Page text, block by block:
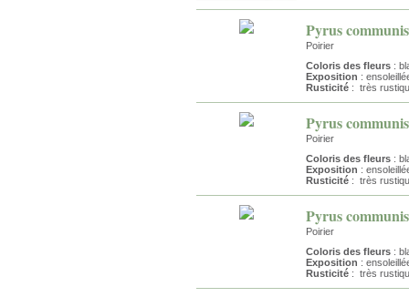
Pyrus
Poirier
Coloris des fleurs :
Exposition :
Rusticité : très
Pyrus
Poirier
Coloris des fleurs :
Exposition :
Rusticité : très
Pyrus
Poirier
Coloris des fleurs :
Exposition :
Rusticité : très